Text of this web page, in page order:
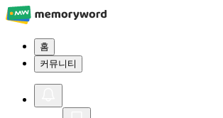
홈
커뮤니티